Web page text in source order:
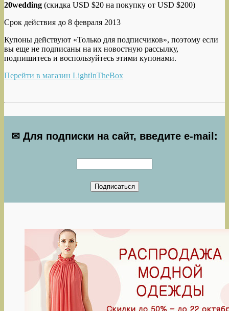
20wedding (скидка USD $20 на покупку от USD $200)
Срок действия до 8 февраля 2013
Купоны действуют «Только для подписчиков», поэтому если
вы еще не подписаны на их новостную рассылку,
подпишитесь и воспользуйтесь этими купонами.
Перейти в магазин LightInTheBox
✉ Для подписки на сайт, введите e-mail: